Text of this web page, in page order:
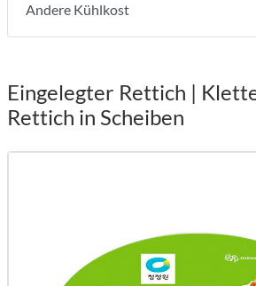
Andere Kühlkost
Eingelegter Rettich |
Rettich in Scheiben